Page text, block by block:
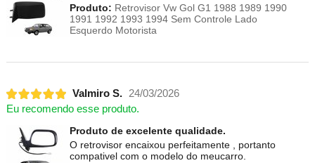
Produto: Retrovisor Vw Gol G1 1988 1989 1990
1991 1992 1993 1994 Sem Controle Lado
Esquerdo Motorista
Valmiro S. 24/03/2026
Eu recomendo esse produto.
Produto de excelente qualidade.
O retrovisor encaixou perfeitamente , portanto
compativel com o modelo do meucarro.